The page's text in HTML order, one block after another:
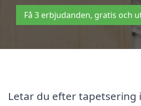
Få 3 erbjudanden, gratis och
Letar du efter tapetsering